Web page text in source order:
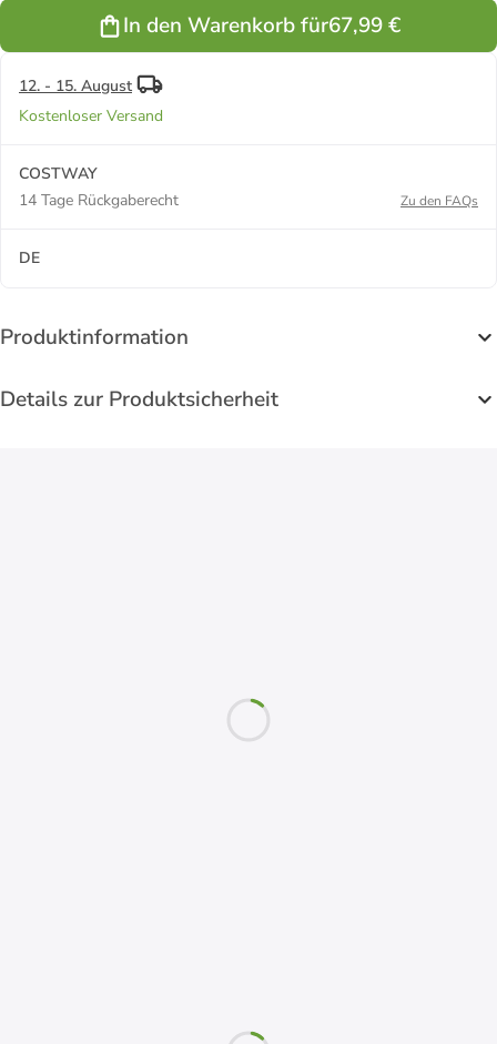
In den Warenkorb für67,99 €
12. - 15. August
Kostenloser Versand
COSTWAY
14 Tage Rückgaberecht
Zu den FAQs
DE
Produktinformation
Details zur Produktsicherheit